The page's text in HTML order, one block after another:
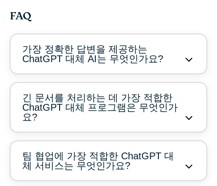
FAQ
가장 정확한 답변을 제공하는
ChatGPT 대체 AI는 무엇인가요?
긴 문서를 처리하는 데 가장 적합한
ChatGPT 대체 프로그램은 무엇인가
요?
팀 협업에 가장 적합한 ChatGPT 대
체 서비스는 무엇인가요?